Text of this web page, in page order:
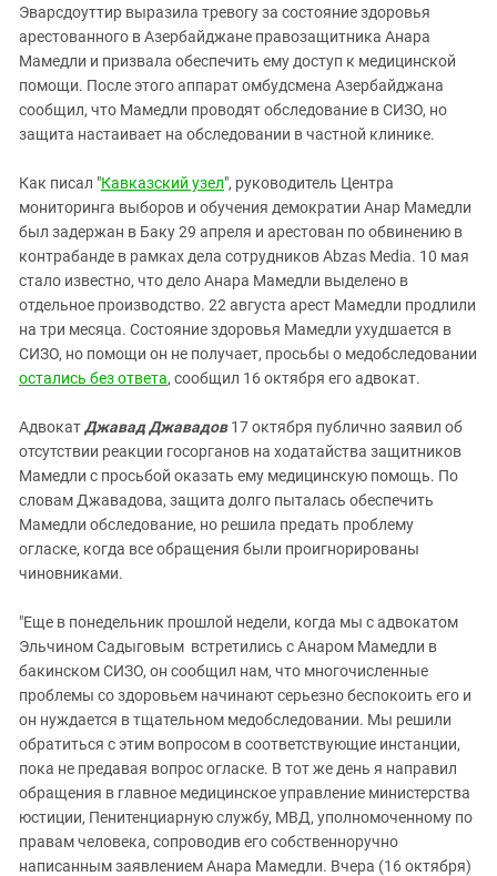
Ставропольский край
Чечня
Южная Осетия
Южный Кавказ
ЮФО
Эварсдоуттир выразила тревогу за состояние здоровья
арестованного в Азербайджане правозащитника Анара
Мамедли и призвала обеспечить ему доступ к медицинской
помощи. После этого аппарат омбудсмена Азербайджана
сообщил, что Мамедли проводят обследование в СИЗО, но
защита настаивает на обследовании в частной клинике.
Как писал "Кавказский узел", руководитель Центра
мониторинга выборов и обучения демократии Анар Мамедли
был задержан в Баку 29 апреля и арестован по обвинению в
контрабанде в рамках дела сотрудников Abzas Media. 10 мая
стало известно, что дело Анара Мамедли выделено в
отдельное производство. 22 августа арест Мамедли продлили
на три месяца. Состояние здоровья Мамедли ухудшается в
СИЗО, но помощи он не получает, просьбы о медобследовании
остались без ответа, сообщил 16 октября его адвокат.
АдвокатДжавад Джавадов17 октября публично заявил об
отсутствии реакции госорганов на ходатайства защитников
Мамедли с просьбой оказать ему медицинскую помощь. По
словам Джавадова, защита долго пыталась обеспечить
Мамедли обследование, но решила предать проблему
огласке, когда все обращения были проигнорированы
чиновниками.
"Еще в понедельник прошлой недели, когда мы с адвокатом
Эльчином Садыговым встретились с Анаром Мамедли в
бакинском СИЗО, он сообщил нам, что многочисленные
проблемы со здоровьем начинают серьезно беспокоить его и
он нуждается в тщательном медобследовании. Мы решили
обратиться с этим вопросом в соответствующие инстанции,
пока не предавая вопрос огласке. В тот же день я направил
обращения в главное медицинское управление министерства
юстиции, Пенитенциарную службу, МВД, уполномоченному по
правам человека, сопроводив его собственноручно
написанным заявлением Анара Мамедли. Вчера (16 октября)